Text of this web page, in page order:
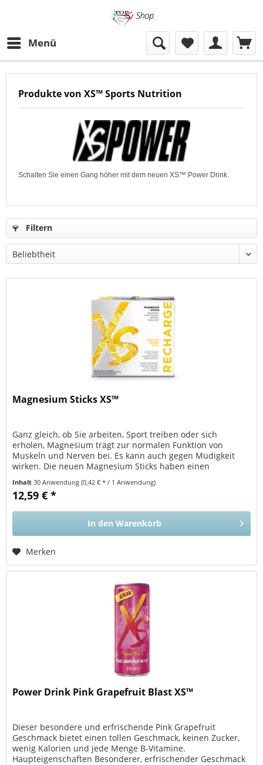
Menü
Produkte von XS™ Sports Nutrition
Schalten Sie einen Gang höher mit dem neuen XS™ Power Drink.
Filtern
Magnesium Sticks XS™
Ganz gleich, ob Sie arbeiten, Sport treiben oder sich
erholen, Magnesium trägt zur normalen Funktion von
Muskeln und Nerven bei. Es kann auch gegen Müdigkeit
wirken. Die neuen Magnesium Sticks haben einen
Inhalt30 Anwendung(0,42 € * / 1 Anwendung)
12,59 € *
In den Warenkorb
Merken
Power Drink Pink Grapefruit Blast XS™
Dieser besondere und erfrischende Pink Grapefruit
Geschmack bietet einen tollen Geschmack, keinen Zucker,
wenig Kalorien und jede Menge B-Vitamine.
Haupteigenschaften Besonderer, erfrischender Geschmack